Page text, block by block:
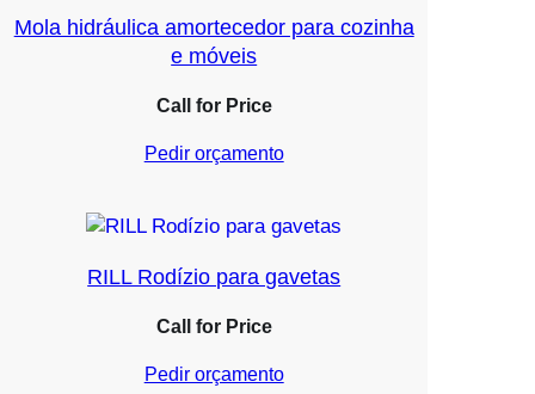
Mola hidráulica amortecedor para cozinha
e móveis
Call for Price
Pedir orçamento
RILL Rodízio para gavetas
Call for Price
Pedir orçamento